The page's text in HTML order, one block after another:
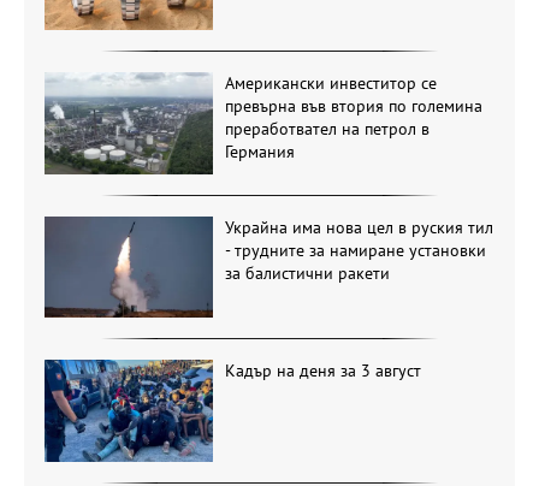
Американски инвеститор се
превърна във втория по големина
преработвател на петрол в
Германия
Украйна има нова цел в руския тил
- трудните за намиране установки
за балистични ракети
Кадър на деня за 3 август